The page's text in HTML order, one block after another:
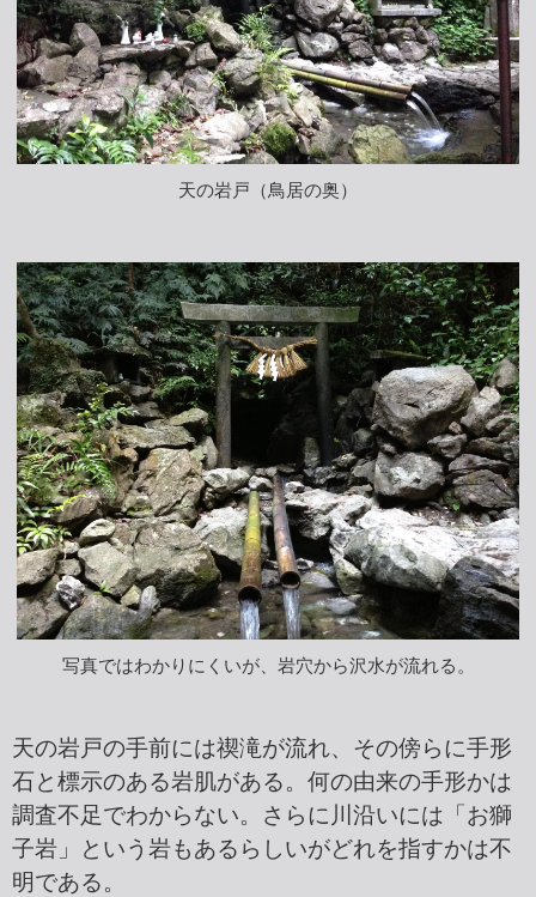
天の岩戸（鳥居の奥）
写真ではわかりにくいが、岩穴から沢水が流れる。
天の岩戸の手前には禊滝が流れ、その傍らに手形
石と標示のある岩肌がある。何の由来の手形かは
調査不足でわからない。さらに川沿いには「お獅
子岩」という岩もあるらしいがどれを指すかは不
明である。